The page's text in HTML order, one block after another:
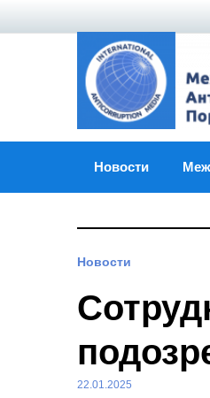
Новости
Новости
22.01.2025